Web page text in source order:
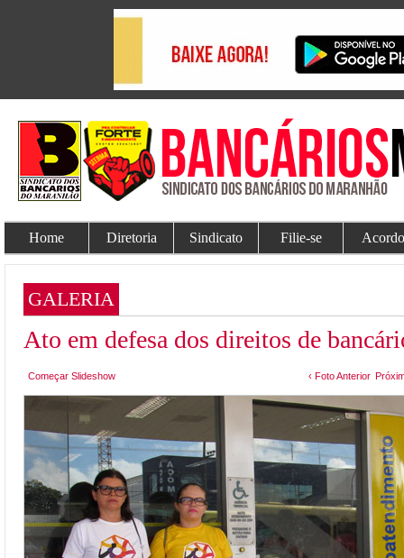
Home Diretoria Sindicato Filie-se
GALERIA
Ato em defesa dos direitos de
Começar Slideshow ‹ Foto Anterior